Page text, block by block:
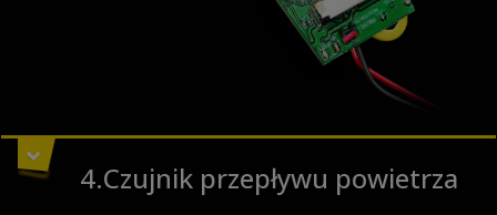
4.Czujnik przepływu powietrza